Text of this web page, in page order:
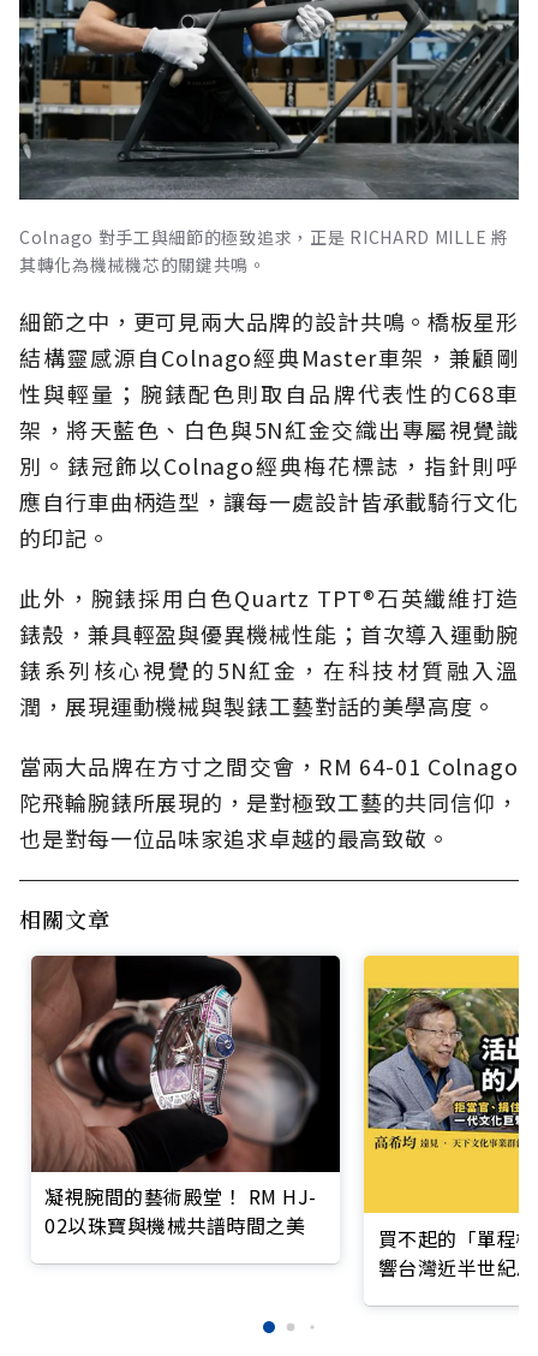
Colnago 對手工與細節的極致追求，正是 RICHARD MILLE 將
其轉化為機械機芯的關鍵共鳴。
細節之中，更可見兩大品牌的設計共鳴。橋板星形
結構靈感源自Colnago經典Master車架，兼顧剛
性與輕量；腕錶配色則取自品牌代表性的C68車
架，將天藍色、白色與5N紅金交織出專屬視覺識
別。錶冠飾以Colnago經典梅花標誌，指針則呼
應自行車曲柄造型，讓每一處設計皆承載騎行文化
的印記。
此外，腕錶採用白色Quartz TPT®石英纖維打造
錶殼，兼具輕盈與優異機械性能；首次導入運動腕
錶系列核心視覺的5N紅金，在科技材質融入溫
潤，展現運動機械與製錶工藝對話的美學高度。
當兩大品牌在方寸之間交會，RM 64-01 Colnago
陀飛輪腕錶所展現的，是對極致工藝的共同信仰，
也是對每一位品味家追求卓越的最高致敬。
相關文章
凝視腕間的藝術殿堂！ RM HJ-
02以珠寶與機械共譜時間之美
買不起的「單程
響台灣近半世紀